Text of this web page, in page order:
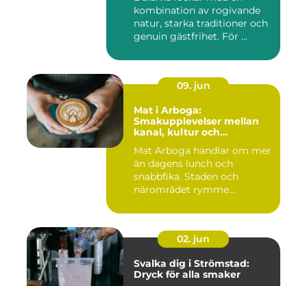
kombination av rogivande
natur, starka traditioner och
genuin gästfrihet. För ...
09. jun
Mat i Arboga:
Smakupplevelser mellan
kanal, kultur och
Mat Arboga handlar om mer
än dagens lunch och
snabbfika. Staden och
närområdet rymme...
02. jun
Svalka dig i Strömstad:
Dryck för alla smaker